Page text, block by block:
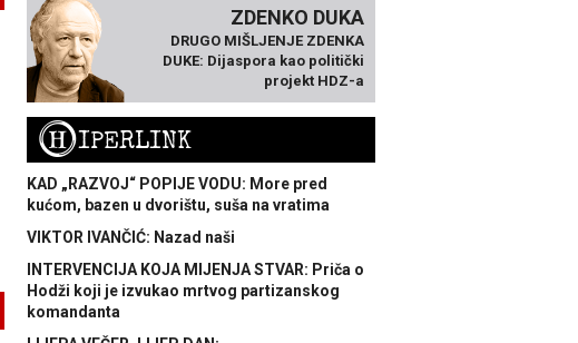
ZDENKO DUKA
DRUGO MIŠLJENJE ZDENKA
DUKE: Dijaspora kao politički
projekt HDZ-a
HIPERLINK
KAD „RAZVOJ“ POPIJE VODU: More pred
kućom, bazen u dvorištu, suša na vratima
VIKTOR IVANČIĆ: Nazad naši
INTERVENCIJA KOJA MIJENJA STVAR: Priča o
Hodži koji je izvukao mrtvog partizanskog
komandanta